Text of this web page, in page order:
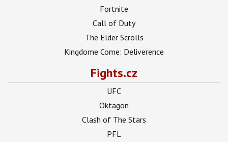
Fortnite
Call of Duty
The Elder Scrolls
Kingdome Come: Deliverence
Fights.cz
UFC
Oktagon
Clash of The Stars
PFL